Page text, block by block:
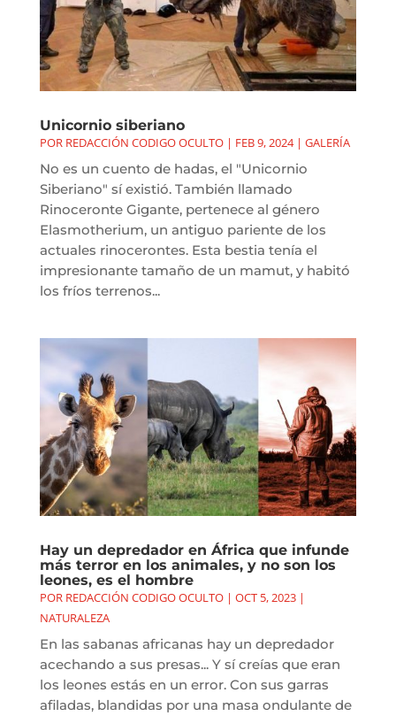
Unicornio siberiano
POR REDACCIÓN CODIGO OCULTO| FEB 9, 2024| GALERÍA
No es un cuento de hadas, el "Unicornio
Siberiano" sí existió. También llamado
Rinoceronte Gigante, pertenece al género
Elasmotherium, un antiguo pariente de los
actuales rinocerontes. Esta bestia tenía el
impresionante tamaño de un mamut, y habitó
los fríos terrenos...
Hay un depredador en África que infunde
más terror en los animales, y no son los
leones, es el hombre
POR REDACCIÓN CODIGO OCULTO| OCT 5, 2023|
NATURALEZA
En las sabanas africanas hay un depredador
acechando a sus presas... Y sí creías que eran
los leones estás en un error. Con sus garras
afiladas, blandidas por una masa ondulante de